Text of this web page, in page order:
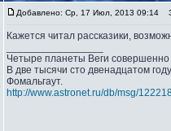
Добавлено: Ср, 17 Июл, 2013 09:14
Кажется читал рассказики,
Четыре планеты Веги
В две тысячи сто двенадцатом
Фомальгаут.
http://www.astronet.ru/db/msg/